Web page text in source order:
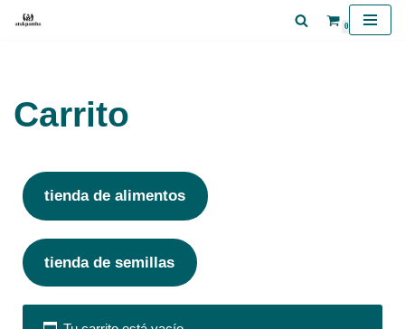
0
Carrito
tienda de alimentos
tienda de semillas